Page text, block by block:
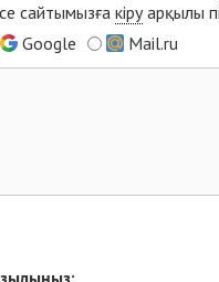
сайтымызға кіруарқылы
Google Mail.ru